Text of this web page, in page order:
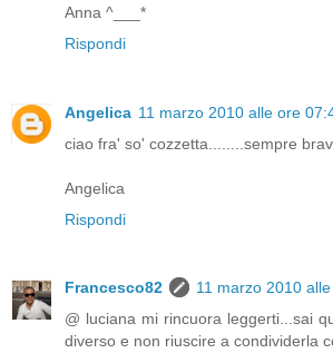
Anna ^___*
Rispondi
Angelica 11 marzo 2010 alle ore
ciao fra' so' cozzetta........sempre
Angelica
Rispondi
Francesco82
11 marzo 2010
@ luciana mi rincuora leggerti...sai
diverso e non riuscire a condividerla